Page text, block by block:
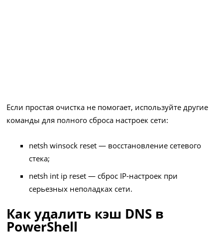
Если простая очистка не помогает, используйте другие
команды для полного сброса настроек сети:
netsh winsock reset — восстановление сетевого
стека;
netsh int ip reset — сброс IP-настроек при
серьезных неполадках сети.
Как удалить кэш DNS в
PowerShell